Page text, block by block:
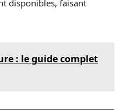
disponibles, faisant
: le guide complet